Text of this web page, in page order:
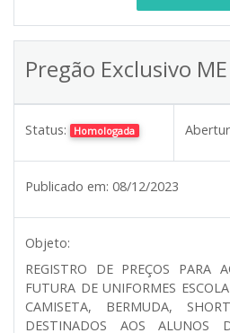
Pregão Exclusivo
Status: Homologada
Publicado em: 08/12/2023
Objeto:
REGISTRO DE PREÇOS PARA
FUTURA DE UNIFORMES
CAMISETA, BERMUDA,
DESTINADOS AOS ALUNOS